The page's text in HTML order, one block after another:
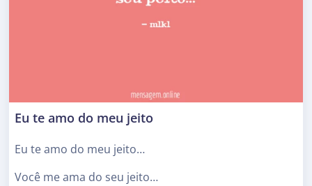
Eu te amo do meu jeito
Eu te amo do meu jeito…
Você me ama do seu jeito…